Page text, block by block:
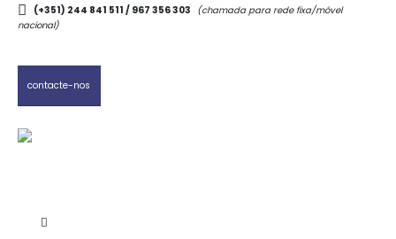
(+351) 244 841 511 / 967 356 303 (chamada para rede fixa/móvel
nacional)
contacte-nos